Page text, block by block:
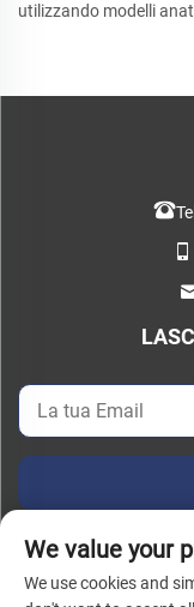
utilizzando modelli
We value your
We use cookies and